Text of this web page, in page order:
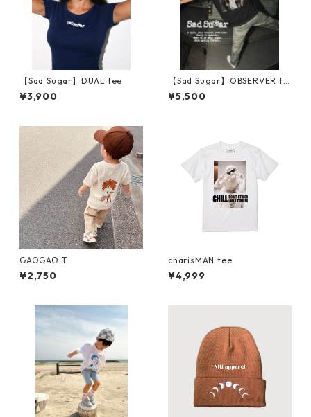
【Sad Sugar】DUAL tee
¥3,900
【Sad Sugar】OBSERVER te
e
¥5,500
GAOGAO T
¥2,750
charisMAN tee
¥4,999